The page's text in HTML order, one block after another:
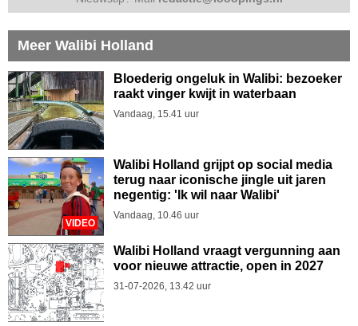
Meer Walibi Holland
Bloederig ongeluk in Walibi: bezoeker
raakt vinger kwijt in waterbaan
Vandaag, 15.41 uur
VIDEO
Walibi Holland grijpt op social media
terug naar iconische jingle uit jaren
negentig: 'Ik wil naar Walibi'
Vandaag, 10.46 uur
Walibi Holland vraagt vergunning aan
voor nieuwe attractie, open in 2027
31-07-2026, 13.42 uur